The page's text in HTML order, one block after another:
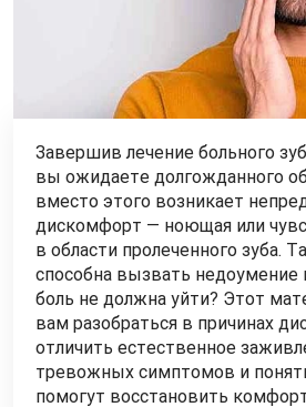
Завершив лечение больного
вы ожидаете долгожданного
вместо этого возникает
дискомфорт — ноющая или
в области пролеченного зуба.
способна вызвать недоумение
боль не должна уйти? Этот
вам разобраться в причинах
отличить естественное
тревожных симптомов и
помогут восстановить